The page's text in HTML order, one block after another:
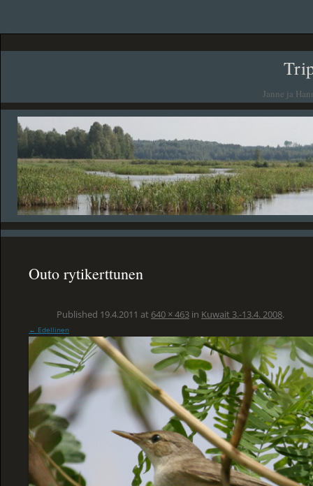
Janne ja
Outo rytikerttunen
Published 19.4.2011 at 640 × 463 in Kuwait 3.-13.4. 2008.
← Edellinen